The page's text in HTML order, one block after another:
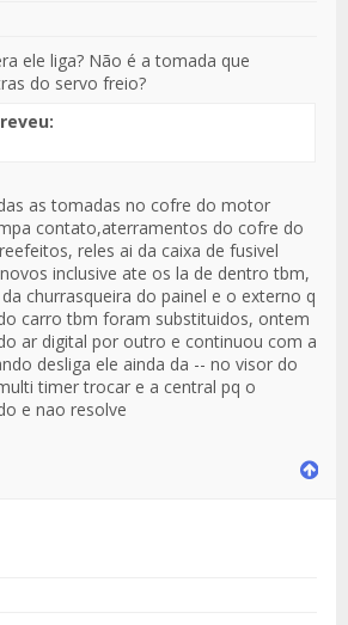
ele liga? Não é a tomada que
do servo freio?
as tomadas no cofre do motor
contato,aterramentos do cofre do
reles ai da caixa de fusivel
inclusive ate os la de dentro tbm,
churrasqueira do painel e o externo q
carro tbm foram substituidos, ontem
ar digital por outro e continuou com a
desliga ele ainda da -- no visor do
timer trocar e a central pq o
e nao resolve